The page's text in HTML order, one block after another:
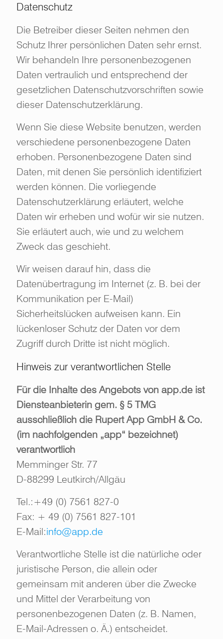
Datenschutz
Die Betreiber dieser Seiten nehmen den
Schutz Ihrer persönlichen Daten sehr ernst.
Wir behandeln Ihre personenbezogenen
Daten vertraulich und entsprechend der
gesetzlichen Datenschutzvorschriften sowie
dieser Datenschutzerklärung.
Wenn Sie diese Website benutzen, werden
verschiedene personenbezogene Daten
erhoben. Personenbezogene Daten sind
Daten, mit denen Sie persönlich identifiziert
werden können. Die vorliegende
Datenschutzerklärung erläutert, welche
Daten wir erheben und wofür wir sie nutzen.
Sie erläutert auch, wie und zu welchem
Zweck das geschieht.
Wir weisen darauf hin, dass die
Datenübertragung im Internet (z. B. bei der
Kommunikation per E-Mail)
Sicherheitslücken aufweisen kann. Ein
lückenloser Schutz der Daten vor dem
Zugriff durch Dritte ist nicht möglich.
Hinweis zur verantwortlichen Stelle
Für die Inhalte des Angebots von app.de ist
Diensteanbieterin gem. § 5 TMG
ausschließlich die Rupert App GmbH & Co.
(im nachfolgenden „app“ bezeichnet)
verantwortlich
Memminger Str. 77
D-88299 Leutkirch/Allgäu
Tel.:+49 (0) 7561 827-0
Fax: + 49 (0) 7561 827-101
E-Mail:info@app.de
Verantwortliche Stelle ist die natürliche oder
juristische Person, die allein oder
gemeinsam mit anderen über die Zwecke
und Mittel der Verarbeitung von
personenbezogenen Daten (z. B. Namen,
E-Mail-Adressen o. Ä.) entscheidet.